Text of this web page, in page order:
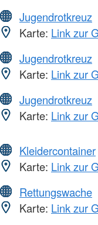
Jugendrotkreuz
Karte: Link zur
Jugendrotkreuz
Karte: Link zur
Jugendrotkreuz
Karte: Link zur
Kleidercontainer
Karte: Link zur
Rettungswache
Karte: Link zur